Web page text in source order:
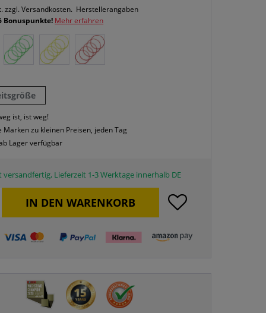
zzgl. Versandkosten. Herstellerangaben
Bonuspunkte! Mehr erfahren
ist, ist weg!
Marken zu kleinen Preisen, jeden Tag
Lager verfügbar
versandfertig, Lieferzeit 1-3 Werktage innerhalb DE
IN DEN WARENKORB